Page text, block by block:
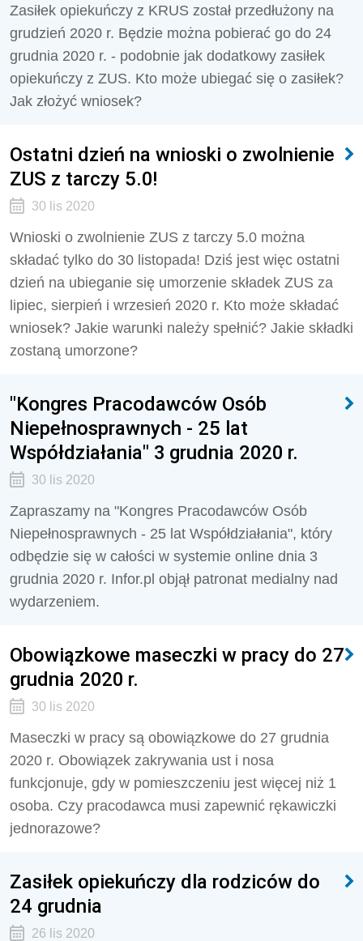
Zasiłek opiekuńczy z KRUS został przedłużony na
grudzień 2020 r. Będzie można pobierać go do 24
grudnia 2020 r. - podobnie jak dodatkowy zasiłek
opiekuńczy z ZUS. Kto może ubiegać się o zasiłek?
Jak złożyć wniosek?
Ostatni dzień na wnioski o zwolnienie
ZUS z tarczy 5.0!
30 lis 2020
Wnioski o zwolnienie ZUS z tarczy 5.0 można
składać tylko do 30 listopada! Dziś jest więc ostatni
dzień na ubieganie się umorzenie składek ZUS za
lipiec, sierpień i wrzesień 2020 r. Kto może składać
wniosek? Jakie warunki należy spełnić? Jakie składki
zostaną umorzone?
"Kongres Pracodawców Osób
Niepełnosprawnych - 25 lat
Współdziałania" 3 grudnia 2020 r.
30 lis 2020
Zapraszamy na "Kongres Pracodawców Osób
Niepełnosprawnych - 25 lat Współdziałania", który
odbędzie się w całości w systemie online dnia 3
grudnia 2020 r. Infor.pl objął patronat medialny nad
wydarzeniem.
Obowiązkowe maseczki w pracy do 27
grudnia 2020 r.
30 lis 2020
Maseczki w pracy są obowiązkowe do 27 grudnia
2020 r. Obowiązek zakrywania ust i nosa
funkcjonuje, gdy w pomieszczeniu jest więcej niż 1
osoba. Czy pracodawca musi zapewnić rękawiczki
jednorazowe?
Zasiłek opiekuńczy dla rodziców do
24 grudnia
26 lis 2020